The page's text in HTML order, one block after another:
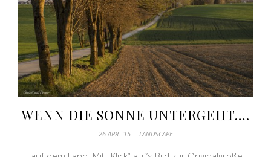
WENN DIE SONNE UNTERGEHT….
26 APR. ’15 LANDSCAPE